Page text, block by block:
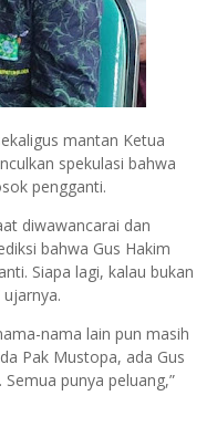
mantan Ketua
spekulasi bahwa
pengganti.
diwawancarai dan
bahwa Gus Hakim
Siapa lagi, kalau bukan
nama lain pun masih
Pak Mustopa, ada Gus
punya peluang,”